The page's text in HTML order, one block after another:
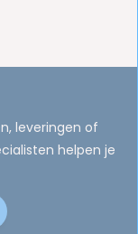
leveringen of
helpen je